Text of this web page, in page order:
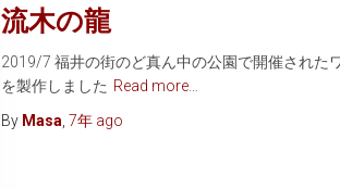
流木の龍
2019/7 福井の街のど真ん中の公園で開催された
を製作しました Read more…
By Masa 7年ago